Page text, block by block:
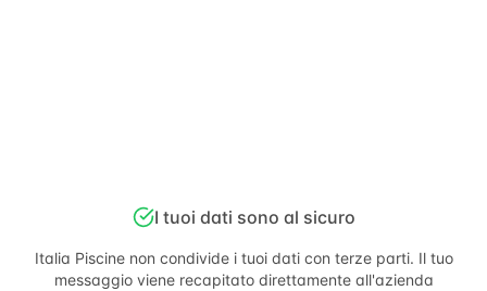
I tuoi dati sono al sicuro
Italia Piscinenon condivide i tuoi dati con terze parti. Il tuo
messaggio viene recapitato direttamente all'azienda